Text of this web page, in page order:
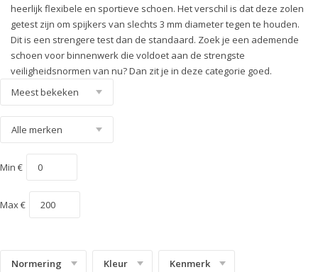
Line
Effect
Protect
Service
heerlijk flexibele en sportieve schoen. Het verschil is dat deze zolen
getest zijn om spijkers van slechts 3 mm diameter tegen te houden.
Dit is een strengere test dan de standaard. Zoek je een ademende
schoen voor binnenwerk die voldoet aan de strengste
veiligheidsnormen van nu? Dan zit je in deze categorie goed.
Min €
Max €
Normering Kleur Kenmerk